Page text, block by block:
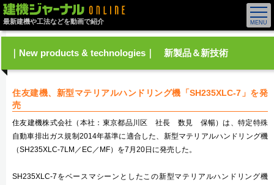
最新建機や工法などを動画で紹介
｜New products & technologies｜ 新製品＆新技術
住友建機、新型マテリアルハンドリング機「SH235XLC-7」を発
売
住友建機株式会社（本社：東京都品川区 社長 数見 保暢）は、特定特殊
自動車排出ガス規制2014年基準に適合した、新型マテリアルハンドリング機
（SH235XLC-7LM／EC／MF）を7月20日に発売した。
SH235XLC-7をベースマシーンとしたこの新型マテリアルハンドリング機